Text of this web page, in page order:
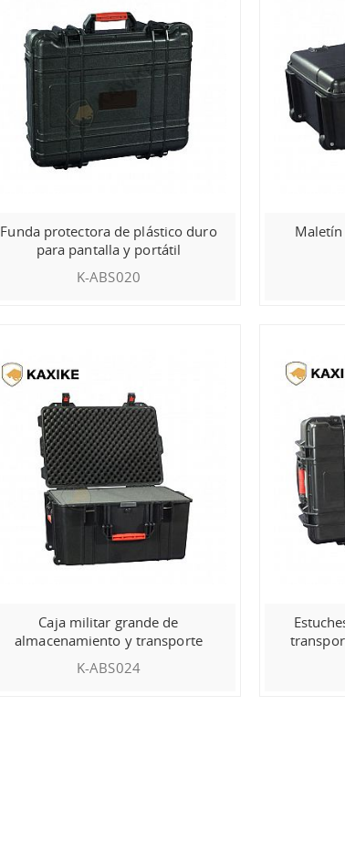
Funda protectora de plástico duro
para pantalla y portátil
K-ABS020
Caja militar grande de
almacenamiento y transporte
K-ABS024